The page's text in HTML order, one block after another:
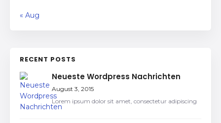
« Aug
RECENT POSTS
Neueste Wordpress Nachrichten
August 3, 2015
Lorem ipsum dolor sit amet, consectetur adipiscing